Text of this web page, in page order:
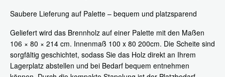
Saubere Lieferung auf Palette – bequem und platzsparend
Geliefert wird das Brennholz auf einer Palette mit den Maßen
106 × 80 × 214 cm. Innenmaß 100 x 80 200cm. Die Scheite sind
sorgfältig geschichtet, sodass Sie das Holz direkt an Ihrem
Lagerplatz abstellen und bei Bedarf bequem entnehmen